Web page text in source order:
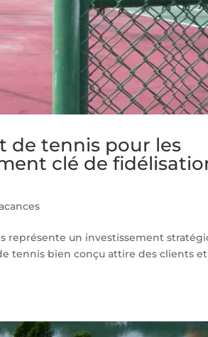
de tennis pour les
clé de
représente un investissement
tennis bien conçu attire des clients et